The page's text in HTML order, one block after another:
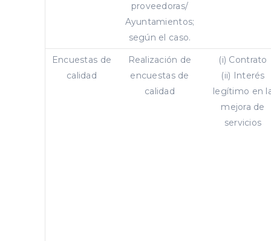
proveedoras/
Ayuntamientos;
según el caso.
Encuestas de
calidad
Realización de
encuestas de
calidad
(i) Contrato
(ii) Interés
legítimo en
mejora de
servicios